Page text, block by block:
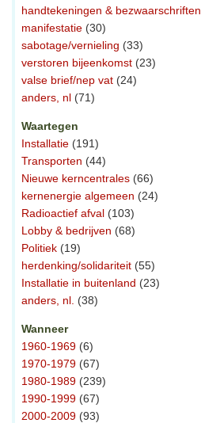
handtekeningen & bezwaarschriften
manifestatie (30)
sabotage/vernieling (33)
verstoren bijeenkomst (23)
valse brief/nep vat (24)
anders, nl (71)
Waartegen
Installatie (191)
Transporten (44)
Nieuwe kerncentrales (66)
kernenergie algemeen (24)
Radioactief afval (103)
Lobby & bedrijven (68)
Politiek (19)
herdenking/solidariteit (55)
Installatie in buitenland (23)
anders, nl. (38)
Wanneer
1960-1969 (6)
1970-1979 (67)
1980-1989 (239)
1990-1999 (67)
2000-2009 (93)